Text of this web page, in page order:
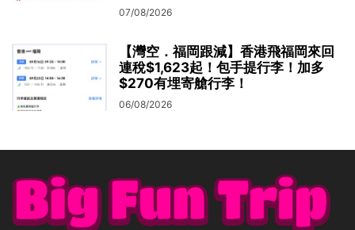
07/08/2026
【灣空．福岡跟減】香港飛福岡來回
連稅$1,623起！包手提行李！加多
$270有埋寄艙行李！
06/08/2026